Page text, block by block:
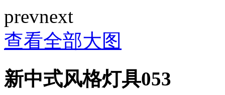
prevnext
查看全部大图
新中式风格灯具053